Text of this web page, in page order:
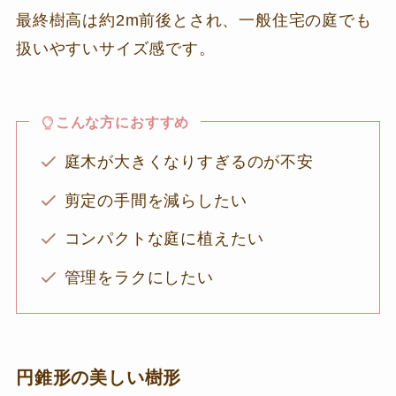
最終樹高は約2m前後とされ、一般住宅の庭でも
扱いやすいサイズ感です。
こんな方におすすめ
庭木が大きくなりすぎるのが不安
剪定の手間を減らしたい
コンパクトな庭に植えたい
管理をラクにしたい
円錐形の美しい樹形